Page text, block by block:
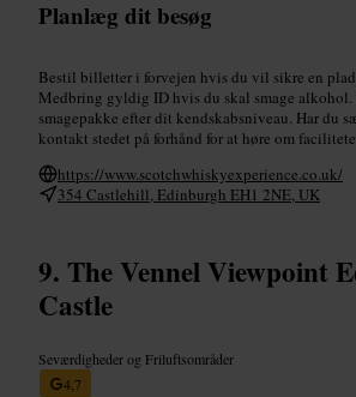
Planlæg dit besøg
Bestil billetter i forvejen hvis du vil sikre en
Medbring gyldig ID hvis du skal smage
smagepakke efter dit kendskabsniveau. Har du
kontakt stedet på forhånd for at høre om
https://www.scotchwhiskyexperience.co.uk/
354 Castlehill, Edinburgh EH1 2NE, UK
The Vennel Viewpoint
Castle
Seværdigheder og Friluftsområder
4,7